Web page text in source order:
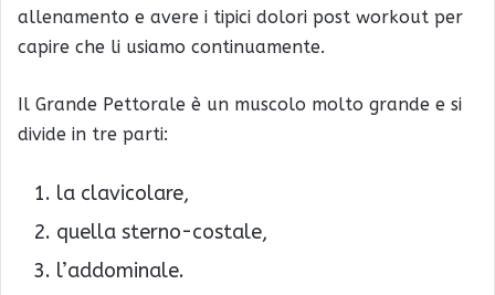
allenamento e avere i tipici dolori post workout per
capire che li usiamo continuamente.
Il Grande Pettorale è un muscolo molto grande e si
divide in tre parti:
la clavicolare,
quella sterno-costale,
l’addominale.